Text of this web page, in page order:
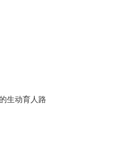
生动育人路